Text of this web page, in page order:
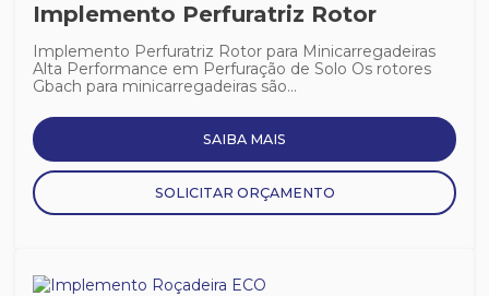
Implemento Perfuratriz Rotor
Implemento Perfuratriz Rotor para Minicarregadeiras
Alta Performance em Perfuração de Solo Os rotores
Gbach para minicarregadeiras são...
SAIBA MAIS
SOLICITAR ORÇAMENTO